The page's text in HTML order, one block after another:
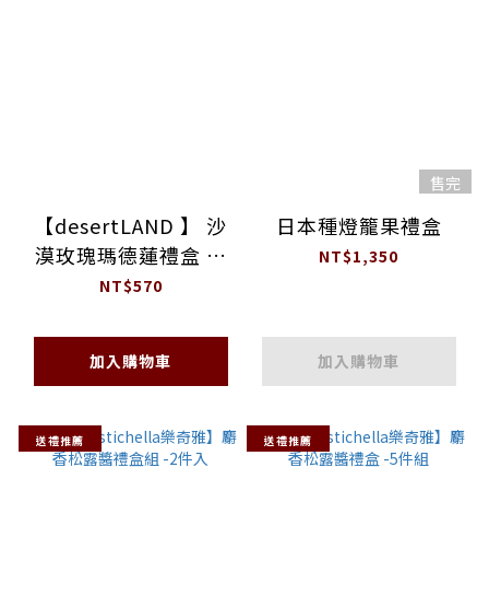
【desertLAND 】 沙
漠玫瑰瑪德蓮禮盒 (8
入)
NT$570
加入購物車
售完
日本種燈籠果禮盒
NT$1,350
加入購物車
送禮推薦 送禮推薦